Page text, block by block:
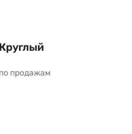
продажам